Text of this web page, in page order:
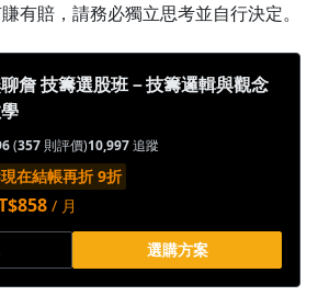
有賠，請務必獨立思考並自行決定。
詹 技籌選股班－技籌邏輯與觀念
(357 則評價)10,997追蹤
現在結帳再折 9折
/ 月
選購方案